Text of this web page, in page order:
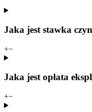
Jaka jest stawka
+−
Jaka jest opłata
+−